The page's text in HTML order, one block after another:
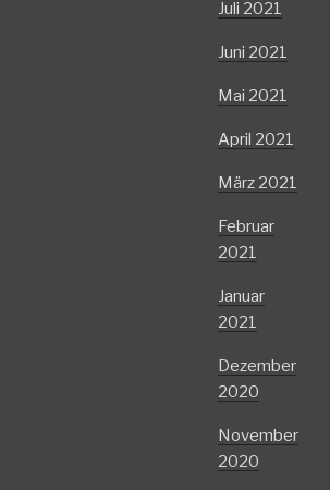
Juli 2021
Juni 2021
Mai 2021
April 2021
März 2021
Februar
2021
Januar
2021
Dezember
2020
November
2020